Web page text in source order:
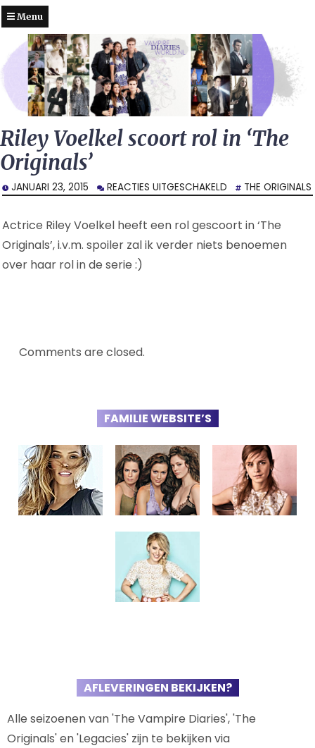
Menu
Riley Voelkel scoort rol in ‘The
Originals’
JANUARI 23, 2015 REACTIES UITGESCHAKELD VOOR
RILEY
SCOORT
ROL
THE ORIGINALS
Actrice Riley Voelkel heeft een rol gescoort in ‘The
Originals’, i.v.m. spoiler zal ik verder niets benoemen
over haar rol in de serie :)
Comments are closed.
FAMILIE WEBSITE’S
AFLEVERINGEN BEKIJKEN?
Alle seizoenen van 'The Vampire Diaries', 'The
Originals' en 'Legacies' zijn te bekijken via